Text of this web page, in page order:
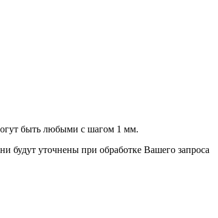
быть любыми с шагом 1 мм.
будут уточнены при обработке Вашего запроса